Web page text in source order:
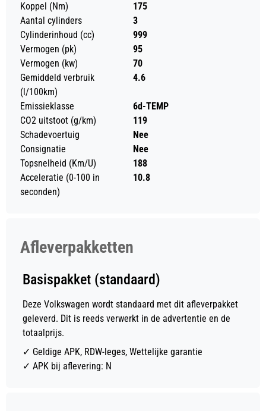
Koppel (Nm)
175
Aantal cylinders
3
Cylinderinhoud (cc)
999
Vermogen (pk)
95
Vermogen (kw)
70
Gemiddeld verbruik
(l/100km)
4.6
Emissieklasse
6d-TEMP
CO2 uitstoot (g/km)
119
Schadevoertuig
Nee
Consignatie
Nee
Topsnelheid (Km/U)
188
Acceleratie (0-100 in
seconden)
10.8
Afleverpakketten
Basispakket (standaard)
Deze Volkswagen wordt standaard met dit afleverpakket
geleverd. Dit is reeds verwerkt in de advertentie en de
totaalprijs.
✓ Geldige APK, RDW-leges, Wettelijke garantie
✓ APK bij aflevering: N